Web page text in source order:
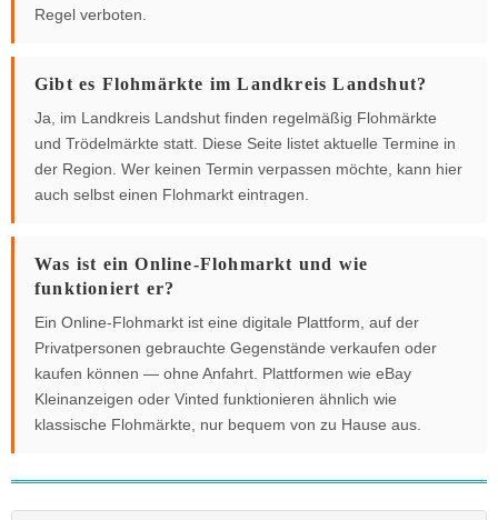
Regel verboten.
Gibt es Flohmärkte im Landkreis Landshut?
Ja, im Landkreis Landshut finden regelmäßig Flohmärkte
und Trödelmärkte statt. Diese Seite listet aktuelle Termine in
der Region. Wer keinen Termin verpassen möchte, kann hier
auch selbst einen Flohmarkt eintragen.
Was ist ein Online-Flohmarkt und wie
funktioniert er?
Ein Online-Flohmarkt ist eine digitale Plattform, auf der
Privatpersonen gebrauchte Gegenstände verkaufen oder
kaufen können — ohne Anfahrt. Plattformen wie eBay
Kleinanzeigen oder Vinted funktionieren ähnlich wie
klassische Flohmärkte, nur bequem von zu Hause aus.